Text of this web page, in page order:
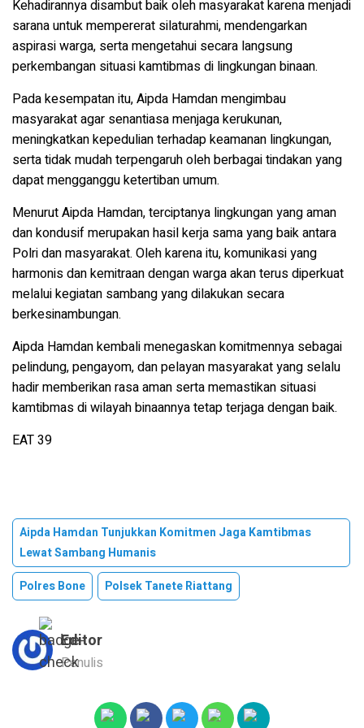
Kehadirannya disambut baik oleh masyarakat karena menjadi
sarana untuk mempererat silaturahmi, mendengarkan
aspirasi warga, serta mengetahui secara langsung
perkembangan situasi kamtibmas di lingkungan binaan.
Pada kesempatan itu, Aipda Hamdan mengimbau
masyarakat agar senantiasa menjaga kerukunan,
meningkatkan kepedulian terhadap keamanan lingkungan,
serta tidak mudah terpengaruh oleh berbagai tindakan yang
dapat mengganggu ketertiban umum.
Menurut Aipda Hamdan, terciptanya lingkungan yang aman
dan kondusif merupakan hasil kerja sama yang baik antara
Polri dan masyarakat. Oleh karena itu, komunikasi yang
harmonis dan kemitraan dengan warga akan terus diperkuat
melalui kegiatan sambang yang dilakukan secara
berkesinambungan.
Aipda Hamdan kembali menegaskan komitmennya sebagai
pelindung, pengayom, dan pelayan masyarakat yang selalu
hadir memberikan rasa aman serta memastikan situasi
kamtibmas di wilayah binaannya tetap terjaga dengan baik.
EAT 39
Aipda Hamdan Tunjukkan Komitmen Jaga Kamtibmas
Lewat Sambang Humanis
Polres Bone
Polsek Tanete Riattang
Editor
Penulis